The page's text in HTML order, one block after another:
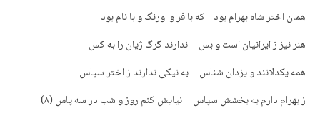
همان اختر شاه بهرام بود که با فر و اورنگ و با نام بود
هنر نیز ز ایرانیان است و بس ندارند گرگ ژیان را به کس
همه یکدلانند و یزدان شناس به نیکی ندارند ز اختر سپاس
ز بهرام دارم به بخشش سپاس نیایش کنم روز و شب در سه پاس (۸)